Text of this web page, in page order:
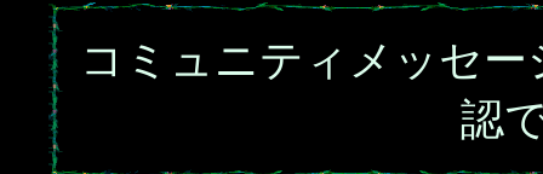
コミュニティメッセ
認